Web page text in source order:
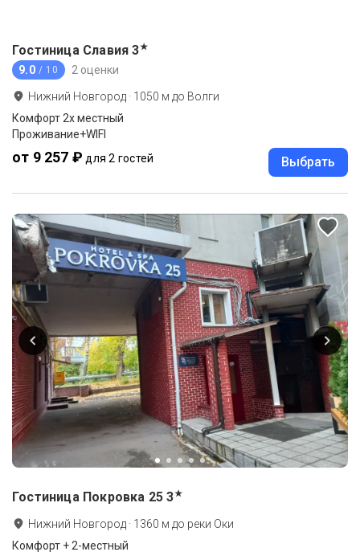
Гостиница Славия 3★
9.0 / 10 2 оценки
Нижний Новгород · 1050 м до Волги
Комфорт 2х местный
Проживание+WIFI
от 9 257 ₽ для 2 гостей Выбрать
Гостиница Покровка 25 3★
Нижний Новгород · 1360 м до реки Оки
Комфорт + 2-местный